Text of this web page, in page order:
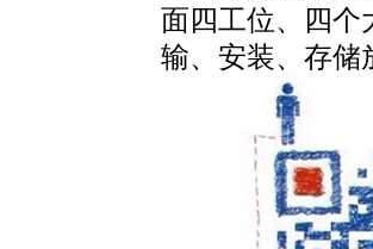
面四工位、四个
输、安装、存储